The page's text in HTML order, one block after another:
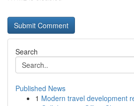
Search
Published News
1 Modern travel development